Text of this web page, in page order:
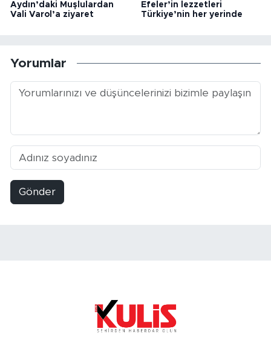
Aydın’daki Muşlulardan
Vali Varol’a ziyaret
Efeler’in lezzetleri
Türkiye’nin her yerinde
Yorumlar
Gönder